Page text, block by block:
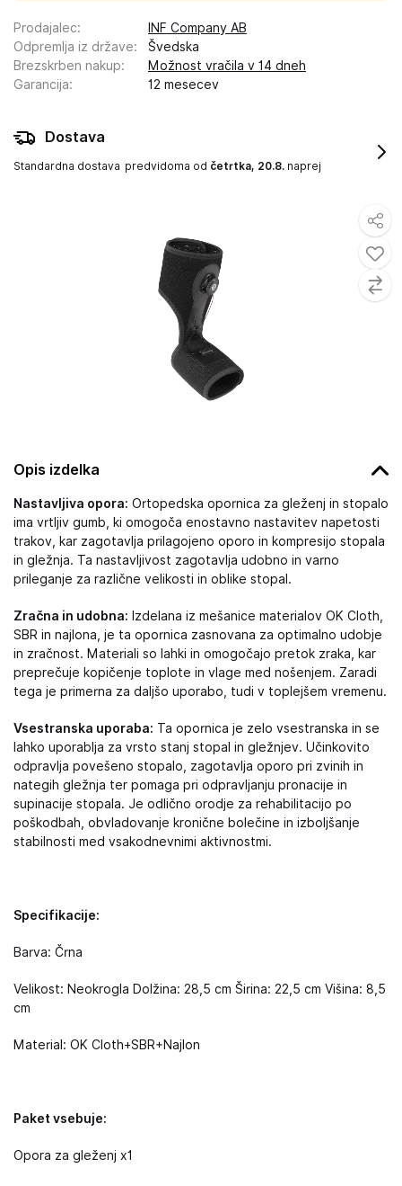
Opis izdelka
Nastavljiva opora: Ortopedska opornica za gleženj in stopalo
ima vrtljiv gumb, ki omogoča enostavno nastavitev napetosti
trakov, kar zagotavlja prilagojeno oporo in kompresijo stopala
in gležnja. Ta nastavljivost zagotavlja udobno in varno
prileganje za različne velikosti in oblike stopal.
Zračna in udobna: Izdelana iz mešanice materialov OK Cloth,
SBR in najlona, je ta opornica zasnovana za optimalno udobje
in zračnost. Materiali so lahki in omogočajo pretok zraka, kar
preprečuje kopičenje toplote in vlage med nošenjem. Zaradi
tega je primerna za daljšo uporabo, tudi v toplejšem vremenu.
Vsestranska uporaba: Ta opornica je zelo vsestranska in se
lahko uporablja za vrsto stanj stopal in gležnjev. Učinkovito
odpravlja povešeno stopalo, zagotavlja oporo pri zvinih in
nategih gležnja ter pomaga pri odpravljanju pronacije in
supinacije stopala. Je odlično orodje za rehabilitacijo po
poškodbah, obvladovanje kronične bolečine in izboljšanje
stabilnosti med vsakodnevnimi aktivnostmi.
Specifikacije:
Barva: Črna
Velikost: Neokrogla Dolžina: 28,5 cm Širina: 22,5 cm Višina: 8,5
cm
Material: OK Cloth+SBR+Najlon
Paket vsebuje:
Opora za gleženj x1
Prodajalec:
INF Company AB
Odpremlja iz države:
Švedska
Brezskrben nakup:
Možnost vračila v 14 dneh
Garancija: 12 mesecev
Dostava
Standardna dostava predvidoma od četrtka, 20.8. naprej